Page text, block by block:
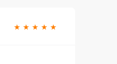
★ ★ ★ ★ ★